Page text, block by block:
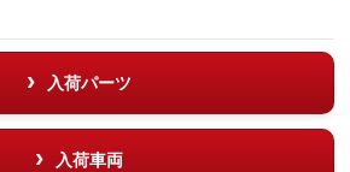
入荷パーツ
入荷車両